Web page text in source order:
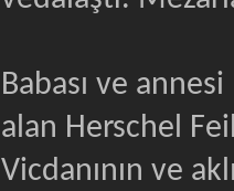
Babası ve
alan Herschel
Vicdanının ve